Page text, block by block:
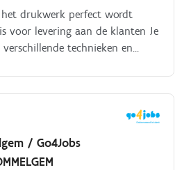
drukwerk perfect wordt
voor levering aan de klanten Je
technieken en
/ Go4Jobs